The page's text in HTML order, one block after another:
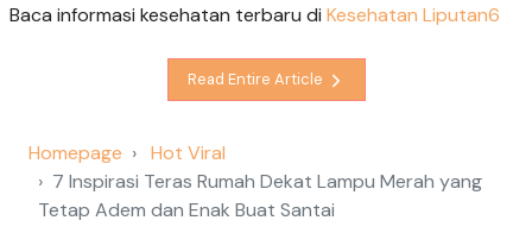
Baca informasi kesehatan terbaru di Kesehatan Liputan6
Read Entire Article
Homepage
Hot Viral
7 Inspirasi Teras Rumah Dekat Lampu Merah yang
Tetap Adem dan Enak Buat Santai